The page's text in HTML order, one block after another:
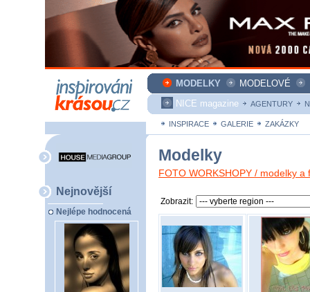
MODELKY MODELOVÉ
NICE magazine
AGENTURY
INSPIRACE GALERIE ZAKÁZKY
Nejnovější
Nejlépe hodnocená
Modelky
FOTO WORKSHOPY / modelky
Zobrazit: